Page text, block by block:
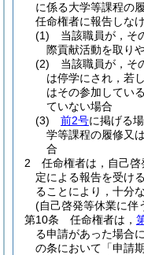
に係る大学等課程の
任命権者に報告しな
(1)
当該職員が，そ
際貢献活動を取り
(2)
当該職員が，そ
は停学にされ，若
はその参加してい
ていない場合
(3)
前2号に掲げる
学等課程の履修又
合
2
任命権者は，自己
定による報告を受け
ることにより，十分
(自己啓発等休業に伴
第10条
任命権者は，
る申請があった場合
の条において「申請